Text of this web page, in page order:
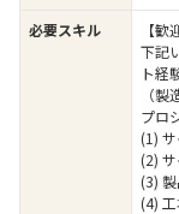
必要スキル
【歓
下記
ト経
（
プロ
(1)
(2)
(3)
(4)